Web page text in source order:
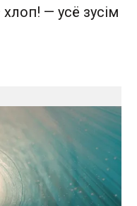
хлоп! — усё зусім